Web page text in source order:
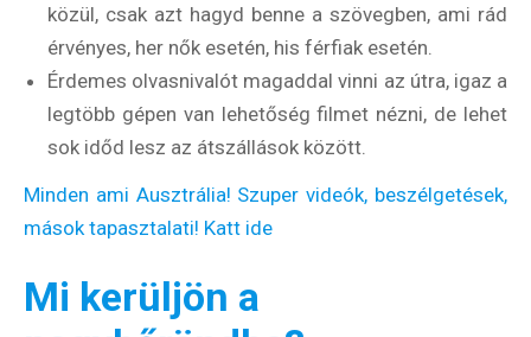
közül, csak azt hagyd benne a szövegben, ami rád
érvényes, her nők esetén, his férfiak esetén.
Érdemes olvasnivalót magaddal vinni az útra, igaz a
legtöbb gépen van lehetőség filmet nézni, de lehet
sok időd lesz az átszállások között.
Minden ami Ausztrália! Szuper videók, beszélgetések,
mások tapasztalati! Katt ide
Mi kerüljön a